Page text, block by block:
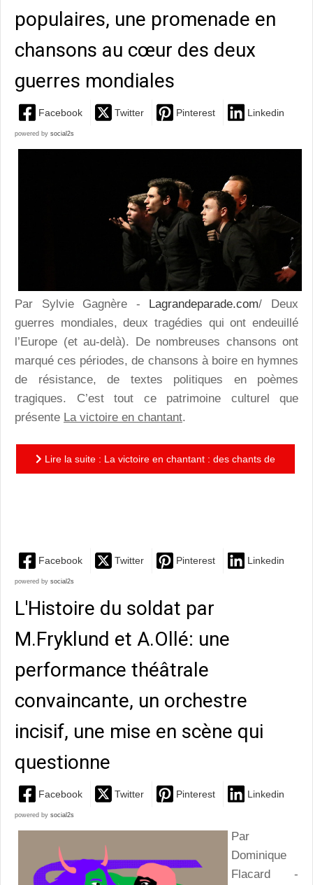
populaires, une promenade en
chansons au cœur des deux
guerres mondiales
Facebook Twitter Pinterest Linkedin
powered by social2s
Par Sylvie Gagnère - Lagrandeparade.com/ Deux
guerres mondiales, deux tragédies qui ont endeuillé
l’Europe (et au-delà). De nombreuses chansons ont
marqué ces périodes, de chansons à boire en hymnes
de résistance, de textes politiques en poèmes
tragiques. C’est tout ce patrimoine culturel que
présente La victoire en chantant.
Lire la suite : La victoire en chantant : des chants de
Facebook Twitter Pinterest Linkedin
powered by social2s
L'Histoire du soldat par
M.Fryklund et A.Ollé: une
performance théâtrale
convaincante, un orchestre
incisif, une mise en scène qui
questionne
Facebook Twitter Pinterest Linkedin
powered by social2s
Par
Dominique
Flacard -